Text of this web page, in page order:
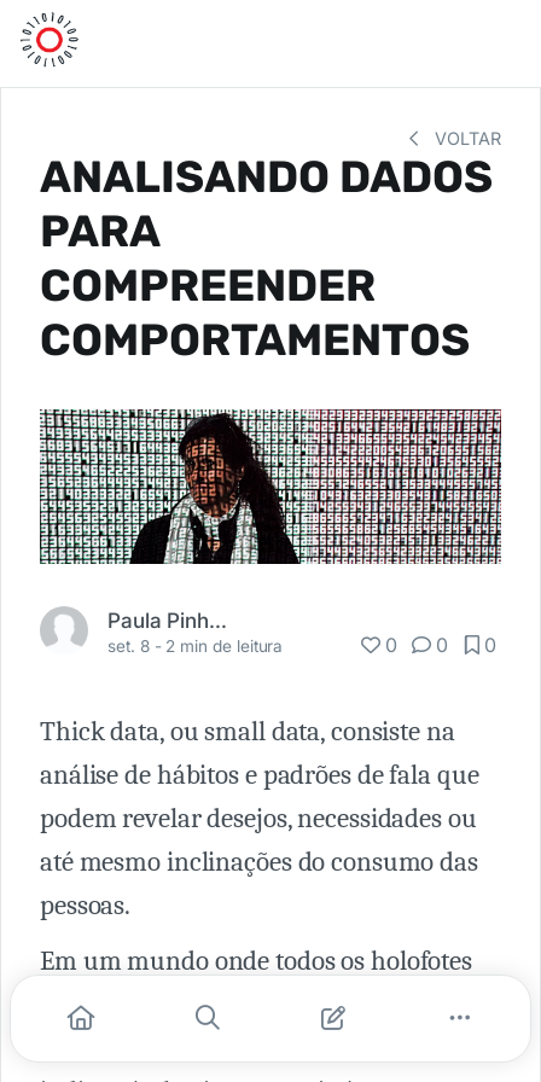
VOLTAR
ANALISANDO DADOS
PARA
COMPREENDER
COMPORTAMENTOS
Paula Pinheiro Vieira
set. 8 - 2 min de leitura 0 0 0
Thick data, ou small data, consiste na
análise de hábitos e padrões de fala que
podem revelar desejos, necessidades ou
até mesmo inclinações do consumo das
pessoas.
Em um mundo onde todos os holofotes
estavam direcionados para o big data,